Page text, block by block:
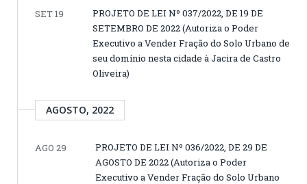
SET 19
PROJETO DE LEI Nº 037/2022, DE 19 DE
SETEMBRO DE 2022 (Autoriza o Poder
Executivo a Vender Fração do Solo Urbano de
seu domínio nesta cidade à Jacira de Castro
Oliveira)
AGOSTO, 2022
AGO 29
PROJETO DE LEI Nº 036/2022, DE 29 DE
AGOSTO DE 2022 (Autoriza o Poder
Executivo a Vender Fração do Solo Urbano